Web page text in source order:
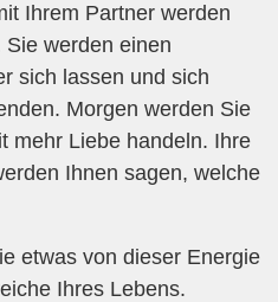
Ihrem Partner werden
werden einen
sich lassen und sich
Morgen werden Sie
mehr Liebe handeln. Ihre
Ihnen sagen, welche
etwas von dieser Energie
Ihres Lebens.